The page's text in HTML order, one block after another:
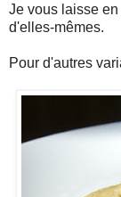
Je vous laisse
d'elles-mêmes.
Pour d'autres